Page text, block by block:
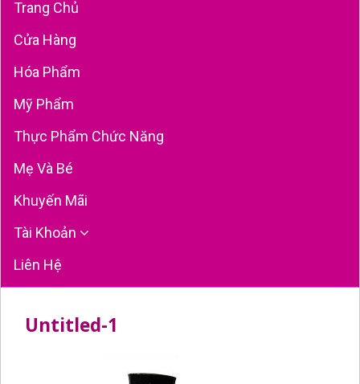
Trang Chủ
Cửa Hàng
Hóa Phẩm
Mỹ Phẩm
Thực Phẩm Chức Năng
Mẹ Và Bé
Khuyến Mãi
Tài Khoản
Liên Hệ
Untitled-1